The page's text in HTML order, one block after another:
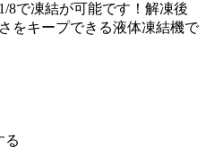
8で凍結が可能です！解凍後
をキープできる液体凍結機で